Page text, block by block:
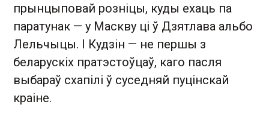
прынцыповай розніцы, куды ехаць па
паратунак — у Маскву ці ў Дзятлава альбо
Лельчыцы. І Кудзін — не першы з
беларускіх пратэстоўцаў, каго пасля
выбараў схапілі ў суседняй пуцінскай
краіне.